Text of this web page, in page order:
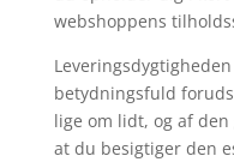
webshoppens
betydningsfuld
lige om lidt, og af
at du besigtiger den